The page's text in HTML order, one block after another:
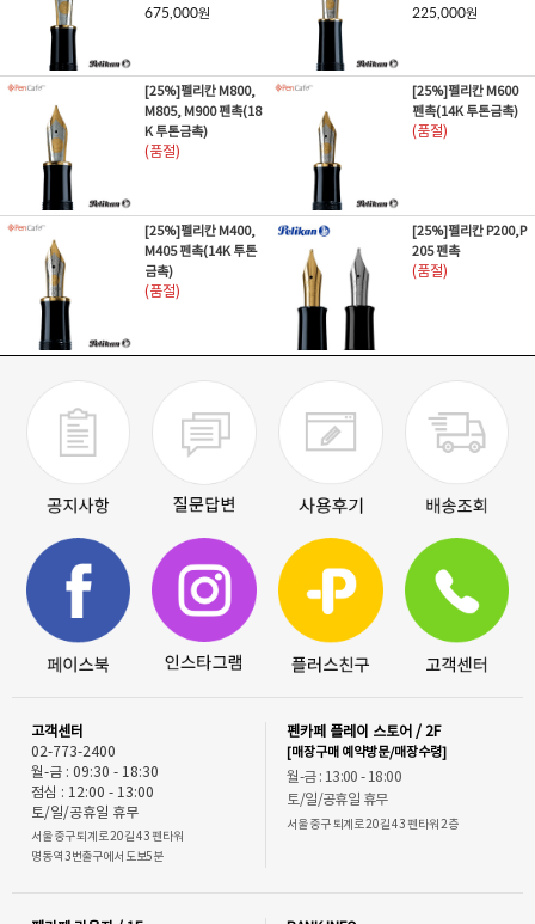
675,000원 225,000원
[25%]펠리칸 M800,
M805, M900 펜촉(18
K 투톤금촉)
(품절)
[25%]펠리칸 M600
펜촉(14K 투톤금촉)
(품절)
[25%]펠리칸 M400,
M405 펜촉(14K 투톤
금촉)
(품절)
[25%]펠리칸 P200,P
205 펜촉
(품절)
고객센터
02-773-2400
월-금 : 09:30 - 18:30
점심 : 12:00 - 13:00
토/일/공휴일 휴무
서울 중구 퇴계로 20길 43 펜타워
명동역 3번출구에서 도보5분
펜카페 플레이 스토어 / 2F
[매장구매 예약방문/매장수령]
월-금 : 13:00 - 18:00
토/일/공휴일 휴무
서울 중구 퇴계로 20길 43 펜타워 2층